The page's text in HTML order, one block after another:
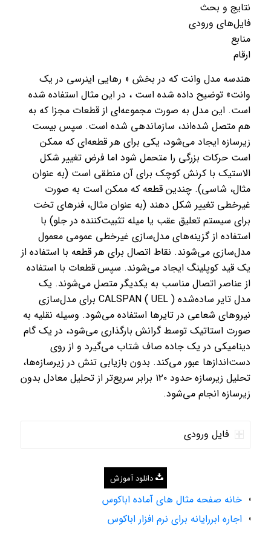
نتایج و بحث
فایل‌های ورودی
منابع
ارقام
هندسه مدل وانت که در بخش « رهایی اینرسی در یک
وانت» توضیح داده شده است ، در این مثال استفاده شده
است. این مدل به صورت مجموعه‌ای از قطعات مجزا که به
هم متصل شده‌اند، سازماندهی شده است. سپس بیست
زیرسازه ایجاد می‌شود، یکی برای هر قطعه‌ای که ممکن
است حرکات بزرگی را متحمل شود اما فرض تغییر شکل
الاستیک با کرنش کوچک برای آن منطقی است (به عنوان
مثال، شاسی). چندین قطعه که ممکن است به صورت
غیرخطی تغییر شکل دهند (به عنوان مثال، فنرهای تخت
برای سیستم تعلیق عقب یا میله تثبیت‌کننده در جلو) با
استفاده از گزینه‌های مدل‌سازی غیرخطی عمومی معمول
مدل‌سازی می‌شوند. نقاط اتصال برای هر قطعه با استفاده از
یک قید کوپلینگ ایجاد می‌شوند. سپس قطعات با استفاده
از عناصر اتصال مناسب به یکدیگر متصل می‌شوند. یک
مدل تایر ساده‌شده CALSPAN ( UEL ) برای مدل‌سازی
نیروهای شعاعی در تایرها استفاده می‌شود. وسیله نقلیه به
صورت استاتیک توسط گرانش بارگذاری می‌شود، در یک گام
دینامیکی در یک جاده صاف شتاب می‌گیرد و از روی
دست‌اندازها عبور می‌کند. بدون بازیابی تنش در زیرسازه‌ها،
تحلیل زیرسازه حدود ۱۲۰ برابر سریع‌تر از تحلیل معادل بدون
زیرسازه انجام می‌شود.
فایل ورودی
دانلود آموزش
خانه صفحه مثال های آماده اباکوس
اجاره ابررایانه برای نرم افزار اباکوس